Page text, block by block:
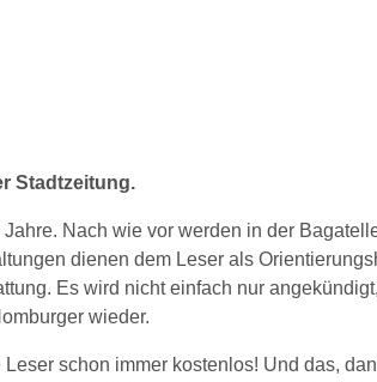
Stadtzeitung.
Nach wie vor werden in der
dienen dem Leser als
Es wird nicht einfach nur
wieder.
schon immer kostenlos! Und das,